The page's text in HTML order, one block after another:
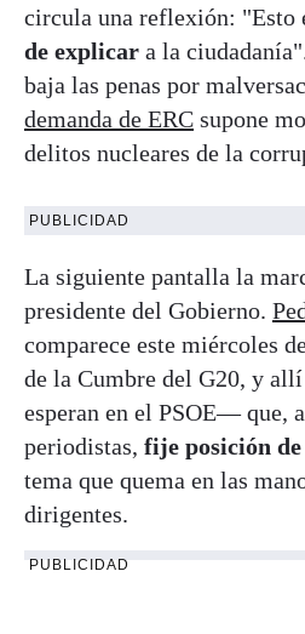
circula una reflexión: "Esto
de explicar a la
baja las penas por
demanda de ERC supone
delitos nucleares de la
PUBLICIDAD
La siguiente pantalla la
presidente del Gobierno.
comparece este miércoles
de la Cumbre del G20, y
esperan en el PSOE— que,
periodistas, fije posición de
tema que quema en las
dirigentes.
PUBLICIDAD